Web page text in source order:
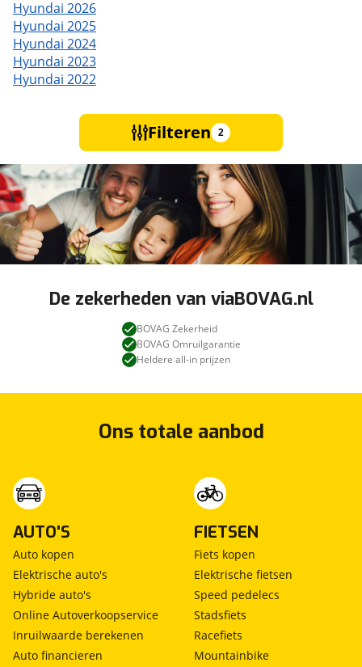
Hyundai 2026
Hyundai 2025
Hyundai 2024
Hyundai 2023
Hyundai 2022
Filteren 2
De zekerheden van viaBOVAG.nl
BOVAG Zekerheid
BOVAG Omruilgarantie
Heldere all-in prijzen
Ons totale aanbod
AUTO'S
Auto kopen
Elektrische auto's
Hybride auto's
Online Autoverkoopservice
Inruilwaarde berekenen
Auto financieren
FIETSEN
Fiets kopen
Elektrische fietsen
Speed pedelecs
Stadsfiets
Racefiets
Mountainbike